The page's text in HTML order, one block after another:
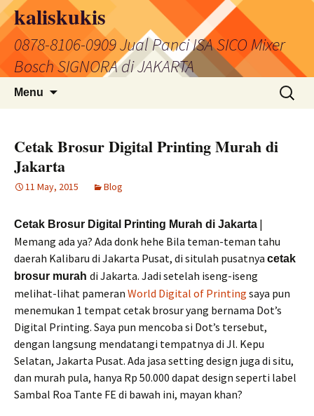
Skip
to
content
kaliskukis
0878-8106-0909 Jual Panci ISA SICO Mixer
Bosch SIGNORA di JAKARTA
Menu
Search
for:
Cetak Brosur Digital Printing Murah di
Jakarta
11 May, 2015 Blog
Cetak Brosur Digital Printing Murah di Jakarta |
Memang ada ya? Ada donk hehe Bila teman-teman tahu
daerah Kalibaru di Jakarta Pusat, di situlah pusatnya cetak
brosur murah di Jakarta. Jadi setelah iseng-iseng
melihat-lihat pameran World Digital of Printing saya pun
menemukan 1 tempat cetak brosur yang bernama Dot’s
Digital Printing. Saya pun mencoba si Dot’s tersebut,
dengan langsung mendatangi tempatnya di Jl. Kepu
Selatan, Jakarta Pusat. Ada jasa setting design juga di situ,
dan murah pula, hanya Rp 50.000 dapat design seperti label
Sambal Roa Tante FE di bawah ini, mayan khan?